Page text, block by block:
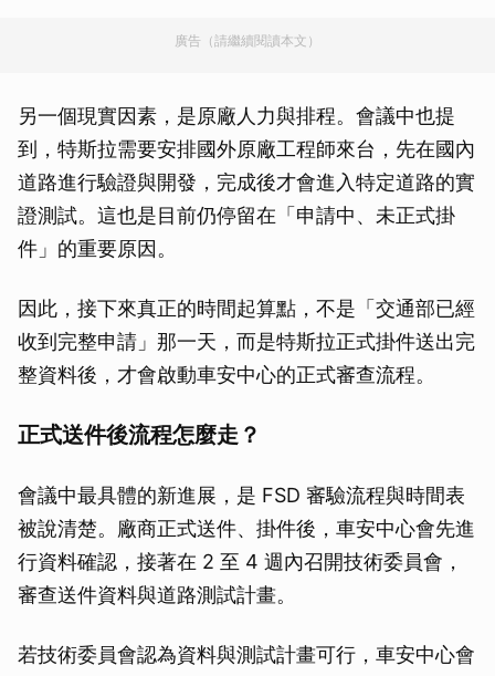
廣告（請繼續閱讀本文）
另一個現實因素，是原廠人力與排程。會議中也提
到，特斯拉需要安排國外原廠工程師來台，先在國內
道路進行驗證與開發，完成後才會進入特定道路的實
證測試。這也是目前仍停留在「申請中、未正式掛
件」的重要原因。
因此，接下來真正的時間起算點，不是「交通部已經
收到完整申請」那一天，而是特斯拉正式掛件送出完
整資料後，才會啟動車安中心的正式審查流程。
正式送件後流程怎麼走？
會議中最具體的新進展，是 FSD 審驗流程與時間表
被說清楚。廠商正式送件、掛件後，車安中心會先進
行資料確認，接著在 2 至 4 週內召開技術委員會，
審查送件資料與道路測試計畫。
若技術委員會認為資料與測試計畫可行，車安中心會